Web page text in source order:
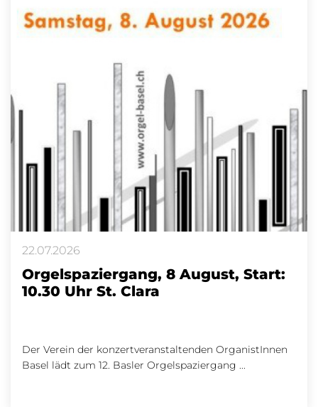
22.07.2026
Orgelspaziergang, 8 August, Start:
10.30 Uhr St. Clara
Der Verein der konzertveranstaltenden OrganistInnen
Basel lädt zum 12. Basler Orgelspaziergang ...